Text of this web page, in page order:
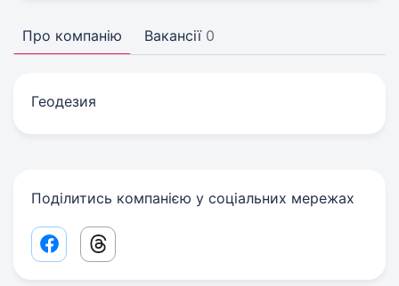
Про компанію Вакансії 0
Геодезия
Поділитись компанією у соціальних мережах
Facebook share link
Threads share link